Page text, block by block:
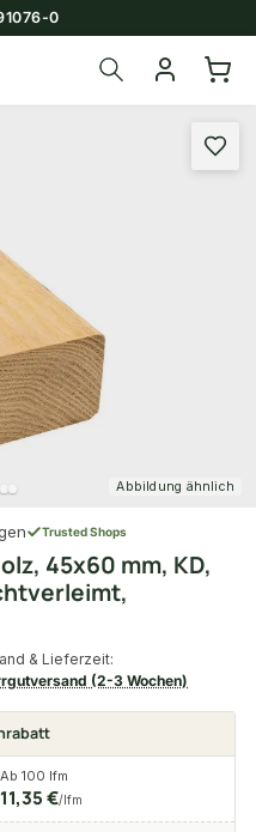
0
Abbildung ähnlich
Trusted Shops
45x60 mm, KD,
& Lieferzeit:
(2-3 Wochen)
Ab 100 lfm
11,35 €/lfm